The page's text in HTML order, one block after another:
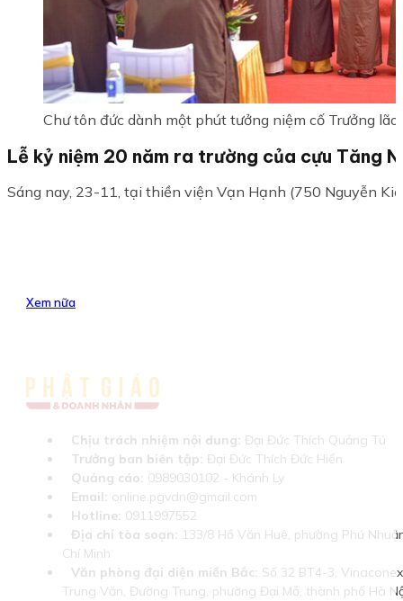
Chư tôn đức dành một phút tưởng niệm cố Trưởng
Lễ kỷ niệm 20 năm ra trường của cựu Tăng
Sáng nay, 23-11, tại thiền viện Vạn Hạnh (750 Nguyễn
Xem nữa
Chịu trách nhiệm nội dung: Đại Đức Thích Quảng Tú
Trưởng ban biên tập: Đại Đức Thích Đức Hiển
Quảng cáo: 0989030102 - Khánh Ly
Email: online.pgvdn@gmail.com
Hotline: 0911997552
Địa chỉ tòa soạn: 133/8 Hồ Văn Huê, phường Phú
Chí Minh
Văn phòng đại diện miền Bắc: Số 32 BT4-3,
Trung Văn, Đường Trung, phường Đại Mỗ, thành phố Hà